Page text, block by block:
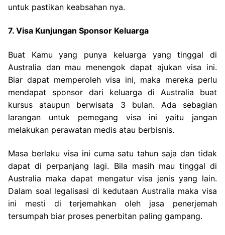
untuk pastikan keabsahan nya.
7. Visa Kunjungan Sponsor Keluarga
Buat Kamu yang punya keluarga yang tinggal di
Australia dan mau menengok dapat ajukan visa ini.
Biar dapat memperoleh visa ini, maka mereka perlu
mendapat sponsor dari keluarga di Australia buat
kursus ataupun berwisata 3 bulan. Ada sebagian
larangan untuk pemegang visa ini yaitu jangan
melakukan perawatan medis atau berbisnis.
Masa berlaku visa ini cuma satu tahun saja dan tidak
dapat di perpanjang lagi. Bila masih mau tinggal di
Australia maka dapat mengatur visa jenis yang lain.
Dalam soal legalisasi di kedutaan Australia maka visa
ini mesti di terjemahkan oleh jasa penerjemah
tersumpah biar proses penerbitan paling gampang.